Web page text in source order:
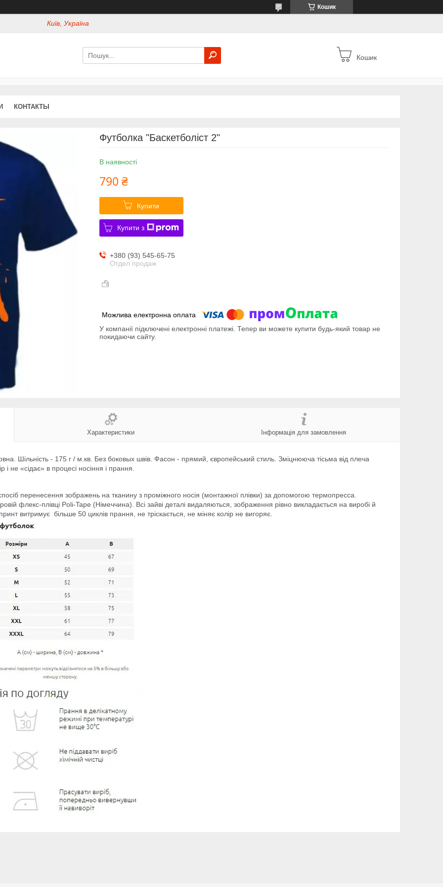
Кошик
Київ, Україна
Кошик
КОНТАКТЫ
Футболка "Баскетболіст 2"
В наявності
790 ₴
Купити
Купити з
+380 (93) 545-65-75
Отдел продаж
У компанії підключені електронні платежі. Тепер ви можете купити будь-який товар не
покидаючи сайту.
Характеристики Інформація для замовлення
Шільність - 175 г / м.кв. Без боковых швів. Фасон - прямий, європейський стиль. Зміцнююча тісьма від плеча
не «сідає» в процесі носіння і прання.
перенесення зображень на тканину з проміжного носія (монтажної плівки) за допомогою термопресса.
флекс-плівці Poli-Tape (Німеччина). Всі зайві деталі видаляються, зображення рівно викладається на виробі й
витримує більше 50 циклів прання, не тріскається, не міняє колір не вигоряє.